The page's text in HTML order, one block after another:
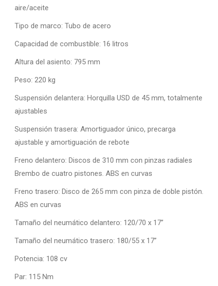
aire/aceite
Tipo de marco: Tubo de acero
Capacidad de combustible: 16 litros
Altura del asiento: 795 mm
Peso: 220 kg
Suspensión delantera: Horquilla USD de 45 mm, totalmente
ajustables
Suspensión trasera: Amortiguador único, precarga
ajustable y amortiguación de rebote
Freno delantero: Discos de 310 mm con pinzas radiales
Brembo de cuatro pistones. ABS en curvas
Freno trasero: Disco de 265 mm con pinza de doble pistón.
ABS en curvas
Tamaño del neumático delantero: 120/70 x 17”
Tamaño del neumático trasero: 180/55 x 17”
Potencia: 108 cv
Par: 115 Nm